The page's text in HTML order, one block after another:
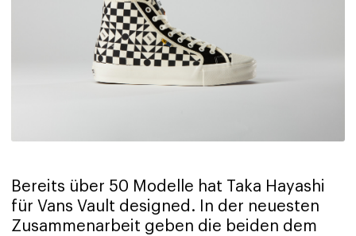
Bereits über 50 Modelle hat Taka Hayashi
für Vans Vault designed. In der neuesten
Zusammenarbeit geben die beiden dem